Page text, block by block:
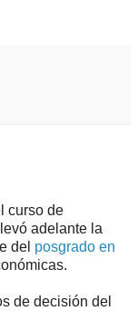
curso de
adelante la
del posgrado en
de decisión del